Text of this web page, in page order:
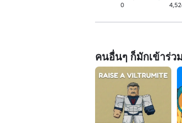
0
คนอื่นๆ ก็มักเข้าร่วม